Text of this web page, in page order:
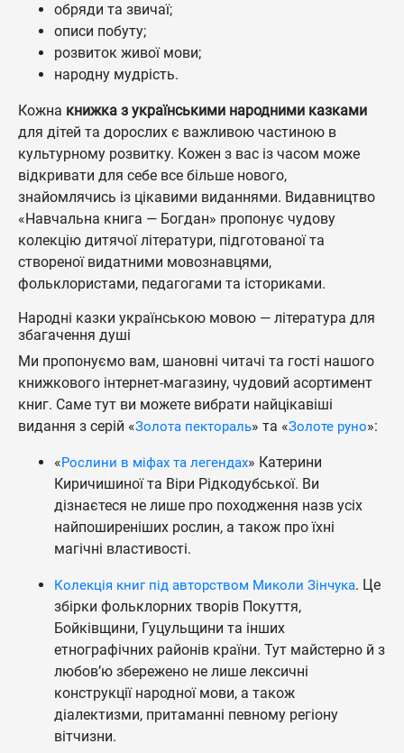
обряди та звичаї;
описи побуту;
розвиток живої мови;
народну мудрість.
Кожна книжка з українськими народними казками
для дітей та дорослих є важливою частиною в
культурному розвитку. Кожен з вас із часом може
відкривати для себе все більше нового,
знайомлячись із цікавими виданнями. Видавництво
«Навчальна книга — Богдан» пропонує чудову
колекцію дитячої літератури, підготованої та
створеної видатними мовознавцями,
фольклористами, педагогами та істориками.
Народні казки українською мовою — література для
збагачення душі
Ми пропонуємо вам, шановні читачі та гості нашого
книжкового інтернет-магазину, чудовий асортимент
книг. Саме тут ви можете вибрати найцікавіші
видання з серій «Золота пектораль» та «Золоте руно»:
«Рослини в міфах та легендах» Катерини
Киричишиної та Віри Рідкодубської. Ви
дізнаєтеся не лише про походження назв усіх
найпоширеніших рослин, а також про їхні
магічні властивості.
Колекція книг під авторством Миколи Зінчука. Це
збірки фольклорних творів Покуття,
Бойківщини, Гуцульщини та інших
етнографічних районів країни. Тут майстерно й з
любов’ю збережено не лише лексичні
конструкції народної мови, а також
діалектизми, притаманні певному регіону
вітчизни.